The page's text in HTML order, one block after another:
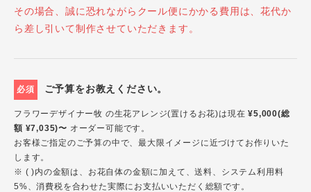
その場合、誠に恐れながらクール便にかかる費用は、花代か
ら差し引いて制作させていただきます。
必須 ご予算をお教えください。
フラワーデザイナー牧 の生花アレンジ(置けるお花)は現在¥5,000(総
額 ¥7,035)〜 オーダー可能です。
お客様ご指定のご予算の中で、最大限イメージに近づけてお作りいた
します。
※ ( )内の金額は、お花自体の金額に加えて、送料、システム利用料
5%、消費税を合わせた実際にお支払いいただく総額です。